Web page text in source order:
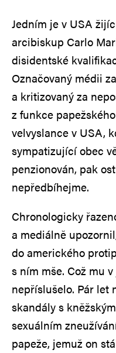
Jedním je v USA
arcibiskup Carlo
disidentské
Označovaný médii
a kritizovaný za
z funkce
velvyslance v USA,
sympatizující obec
penzionován, pak
nepředbíhejme.
Chronologicky
a mediálně
do amerického
s ním mše. Což mu
nepříslušelo. Pár let
skandály s
sexuálním
papeže, jemuž on